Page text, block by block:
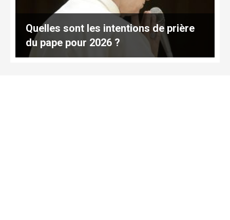
Quelles sont les intentions de prière
du pape pour 2026 ?